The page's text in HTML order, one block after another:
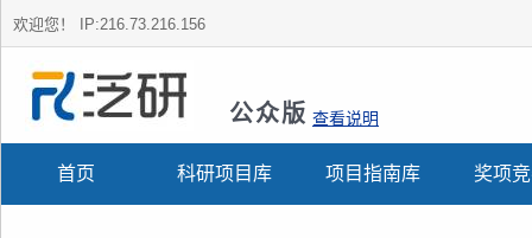
欢迎您！ IP:216.73.216.156
公众版 查看说明
首页 科研项目库 项目指南库 奖项